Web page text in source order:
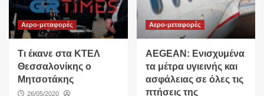
Αερο-μεταφορές
Τι έκανε στα ΚΤΕΛ
Θεσσαλονίκης ο
Μητσοτάκης
26/05/2020
Αερο-μεταφορές
AEGEAN: Ενισχυμένα
τα μέτρα υγιεινής και
ασφάλειας σε όλες τις
πτήσεις της